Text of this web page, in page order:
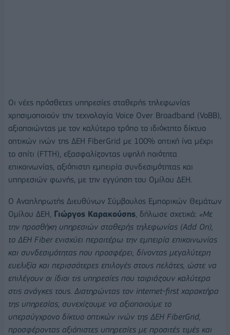
Οι νέες πρόσθετες υπηρεσίες σταθερής τηλεφωνίας
χρησιμοποιούν την τεχνολογία Voice Over Broadband (VoBB),
αξιοποιώντας με τον καλύτερο τρόπο το ιδιόκτητο δίκτυο
οπτικών ινών της ΔΕΗ FiberGrid με 100% οπτική ίνα μέχρι
το σπίτι (FTTH), εξασφαλίζοντας υψηλή ποιότητα
επικοινωνίας, αξιόπιστη εμπειρία συνδεσιμότητας και
υπηρεσιών φωνής, με την εγγύηση του Ομίλου ΔΕΗ.
O Αναπληρωτής Διευθύνων Σύμβουλος Εμπορικών Θεμάτων
Ομίλου ΔΕΗ, Γιώργος Καρακούσης , δήλωσε σχετικά: «Με
την προσθήκη υπηρεσιών σταθερής τηλεφωνίας (Add On),
το ΔΕΗ Fiber ενισχύει περαιτέρω την εμπειρία επικοινωνίας
και συνδεσιμότητας που προσφέρει, δίνοντας μεγαλύτερη
ευελιξία και περισσότερες επιλογές στους πελάτες, ώστε να
επιλέγουν οι ίδιοι τις υπηρεσίες που ταιριάζουν καλύτερα
στις ανάγκες τους. Διατηρώντας τον internet-first χαρακτήρα
της υπηρεσίας, συνεχίζουμε να αξιοποιούμε το
υπερσύγχρονο δίκτυο οπτικών ινών της ΔΕΗ FiberGrid,
προσφέροντας αξιόπιστες υπηρεσίες με προσιτές τιμές και